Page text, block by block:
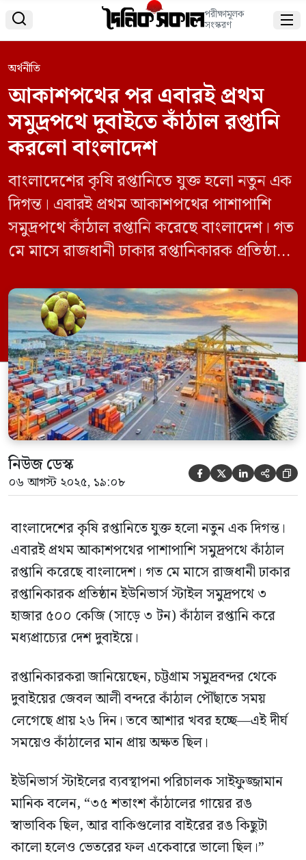
 পরীক্ষামূলক
সংস্করণ 
অর্থনীতি
আকাশপথের পর এবারই প্রথম
সমুদ্রপথে দুবাইতে কাঁঠাল রপ্তানি
করলো বাংলাদেশ
বাংলাদেশের কৃষি রপ্তানিতে যুক্ত হলো নতুন এক
দিগন্ত। এবারই প্রথম আকাশপথের পাশাপাশি
সমুদ্রপথে কাঁঠাল রপ্তানি করেছে বাংলাদেশ। গত
মে মাসে রাজধানী ঢাকার রপ্তানিকারক প্রতিষ্ঠান
(সাড়ে ৩ টন) কাঁঠাল রপ্তানি করে মধ্যপ্রাচ্যের
দেশ দুবাইয়ে। রপ্তানিকারকরা জানিয়েছেন,
চট্টগ্রাম সমুদ্রবন্দর থেকে দুবাইয়ের জেবল আলী
বন্দরে কাঁঠাল পৌঁছাতে সময় লেগেছে প্রায় ২৬
[…]
নিউজ ডেস্ক
০৬ আগস্ট ২০২৫, ১৯:০৮     
বাংলাদেশের কৃষি রপ্তানিতে যুক্ত হলো নতুন এক দিগন্ত।
এবারই প্রথম আকাশপথের পাশাপাশি সমুদ্রপথে কাঁঠাল
রপ্তানি করেছে বাংলাদেশ। গত মে মাসে রাজধানী ঢাকার
রপ্তানিকারক প্রতিষ্ঠান ইউনিভার্স স্টাইল সমুদ্রপথে ৩
হাজার ৫০০ কেজি (সাড়ে ৩ টন) কাঁঠাল রপ্তানি করে
মধ্যপ্রাচ্যের দেশ দুবাইয়ে।
রপ্তানিকারকরা জানিয়েছেন, চট্টগ্রাম সমুদ্রবন্দর থেকে
দুবাইয়ের জেবল আলী বন্দরে কাঁঠাল পৌঁছাতে সময়
লেগেছে প্রায় ২৬ দিন। তবে আশার খবর হচ্ছে—এই দীর্ঘ
সময়েও কাঁঠালের মান প্রায় অক্ষত ছিল।
ইউনিভার্স স্টাইলের ব্যবস্থাপনা পরিচালক সাইফুজ্জামান
মানিক বলেন, “৩৫ শতাংশ কাঁঠালের গায়ের রঙ
স্বাভাবিক ছিল, আর বাকিগুলোর বাইরের রঙ কিছুটা
কালো হলেও ভেতরের ফল একেবারে ভালো ছিল।”